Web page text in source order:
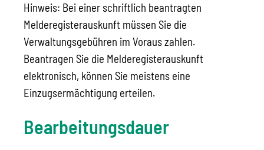
Hinweis: Bei einer schriftlich beantragten
Melderegisterauskunft müssen Sie die
Verwaltungsgebühren im Voraus zahlen.
Beantragen Sie die Melderegisterauskunft
elektronisch, können Sie meistens eine
Einzugsermächtigung erteilen.
Bearbeitungsdauer